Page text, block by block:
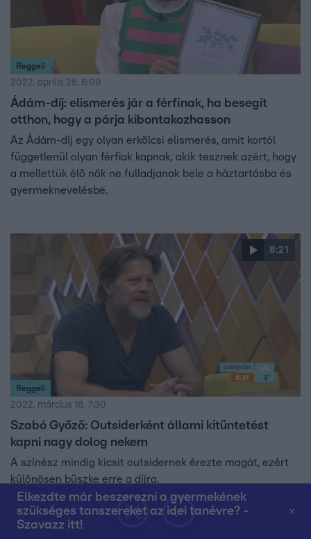
Elkezdte már beszerezni a gyermekének
szükséges tanszereket az idei tanévre? -
Szavazz itt!
Reggeli
2022. április 28. 6:09
Ádám-díj: elismerés jár a férfinak, ha besegít
otthon, hogy a párja kibontakozhasson
Az Ádám-díj egy olyan erkölcsi elismerés, amit kortól
függetlenül olyan férfiak kapnak, akik tesznek azért, hogy
a mellettük élő nők ne fulladjanak bele a háztartásba és
gyermeknevelésbe.
8:21
Reggeli
2022. március 18. 7:30
Szabó Győző: Outsiderként állami kitüntetést
kapni nagy dolog nekem
A színész mindig kicsit outsidernek érezte magát, ezért
különösen büszke erre a díjra.